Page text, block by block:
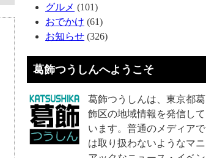
グルメ (101)
おでかけ (61)
お知らせ (326)
葛飾つうしんへようこそ
葛飾つうしんは、東京都葛
飾区の地域情報を発信して
います。普通のメディアで
は取り扱わないようなマニ